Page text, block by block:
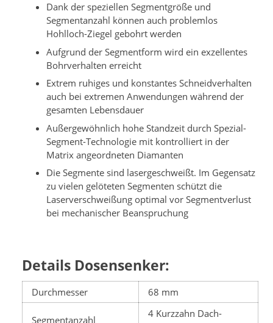
Dank der speziellen Segmentgröße und
Segmentanzahl können auch problemlos
Hohlloch-Ziegel gebohrt werden
Aufgrund der Segmentform wird ein exzellentes
Bohrverhalten erreicht
Extrem ruhiges und konstantes Schneidverhalten
auch bei extremen Anwendungen während der
gesamten Lebensdauer
Außergewöhnlich hohe Standzeit durch Spezial-
Segment-Technologie mit kontrolliert in der
Matrix angeordneten Diamanten
Die Segmente sind lasergeschweißt. Im Gegensatz
zu vielen gelöteten Segmenten schützt die
Laserverschweißung optimal vor Segmentverlust
bei mechanischer Beanspruchung
Details Dosensenker:
Durchmesser 68 mm
Segmentanzahl
4 Kurzzahn Dach-